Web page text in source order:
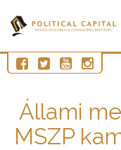
Állami
MSZP